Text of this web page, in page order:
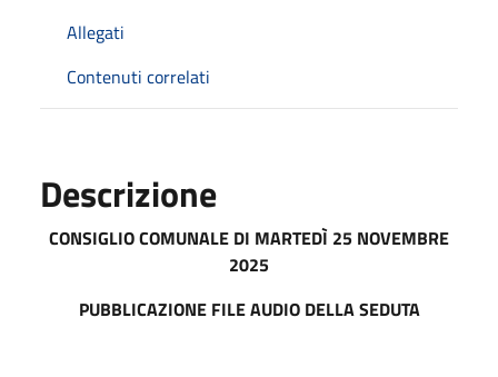
Allegati
Contenuti correlati
Descrizione
CONSIGLIO COMUNALE DI MARTEDÌ 25 NOVEMBRE
2025
PUBBLICAZIONE FILE AUDIO DELLA SEDUTA